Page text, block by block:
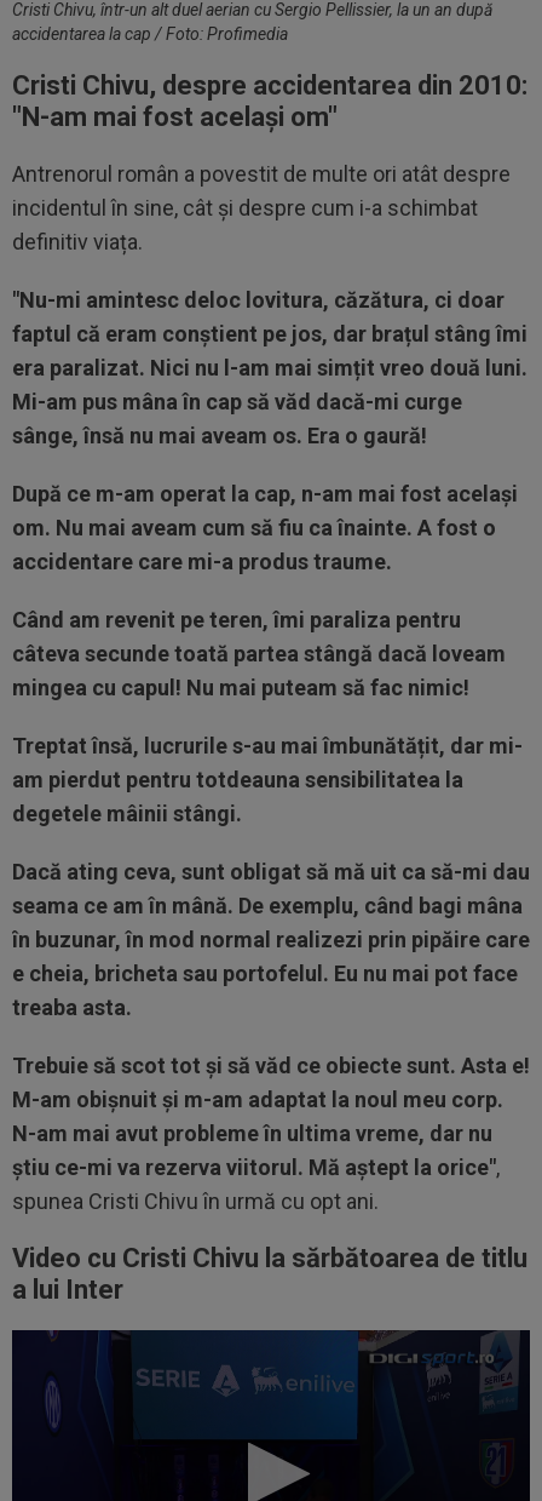
Cristi Chivu, într-un alt duel aerian cu Sergio Pellissier, la un an după
accidentarea la cap / Foto: Profimedia
Cristi Chivu, despre accidentarea din 2010:
"N-am mai fost același om"
Antrenorul român a povestit de multe ori atât despre
incidentul în sine, cât și despre cum i-a schimbat
definitiv viața.
"Nu-mi amintesc deloc lovitura, căzătura, ci doar
faptul că eram conștient pe jos, dar brațul stâng îmi
era paralizat. Nici nu l-am mai simțit vreo două luni.
Mi-am pus mâna în cap să văd dacă-mi curge
sânge, însă nu mai aveam os. Era o gaură!
După ce m-am operat la cap, n-am mai fost același
om. Nu mai aveam cum să fiu ca înainte. A fost o
accidentare care mi-a produs traume.
Când am revenit pe teren, îmi paraliza pentru
câteva secunde toată partea stângă dacă loveam
mingea cu capul! Nu mai puteam să fac nimic!
Treptat însă, lucrurile s-au mai îmbunătățit, dar mi-
am pierdut pentru totdeauna sensibilitatea la
degetele mâinii stângi.
Dacă ating ceva, sunt obligat să mă uit ca să-mi dau
seama ce am în mână. De exemplu, când bagi mâna
în buzunar, în mod normal realizezi prin pipăire care
e cheia, bricheta sau portofelul. Eu nu mai pot face
treaba asta.
Trebuie să scot tot și să văd ce obiecte sunt. Asta e!
M-am obișnuit și m-am adaptat la noul meu corp.
N-am mai avut probleme în ultima vreme, dar nu
știu ce-mi va rezerva viitorul. Mă aștept la orice",
spunea Cristi Chivu în urmă cu opt ani.
Video cu Cristi Chivu la sărbătoarea de titlu
a lui Inter